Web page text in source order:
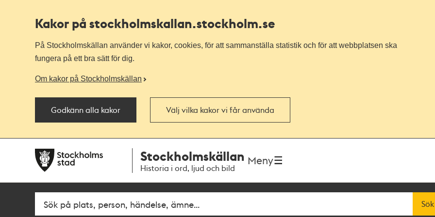
Kakor på stockholmskallan.stockholm.se
På Stockholmskällan använder vi kakor, cookies, för att sammanställa statistik och för att webbplatsen ska
fungera på ett bra sätt för dig.
Om kakor på Stockholmskällan
Godkänn alla kakor Välj vilka kakor vi får använda
navigationen
huvudinnehållet
Stockholmskällan
Historia i ord, ljud och bild
Meny
Fritextsök Sök